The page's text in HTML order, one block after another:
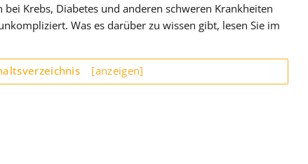
Krebs, Diabetes und anderen schweren Krankheiten
Was es darüber zu wissen gibt, lesen Sie im
[anzeigen]